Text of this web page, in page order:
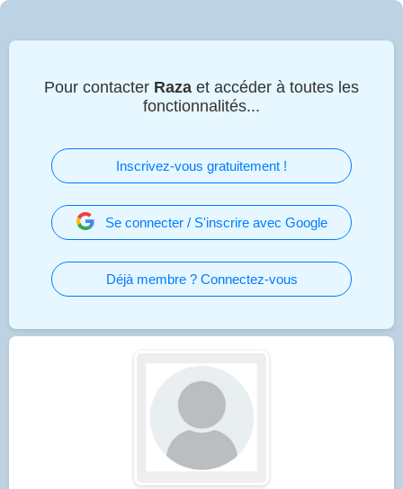
Pour contacter Raza et accéder à toutes les
fonctionnalités...
Inscrivez-vous gratuitement !
Se connecter / S'inscrire avec Google
Déjà membre ? Connectez-vous